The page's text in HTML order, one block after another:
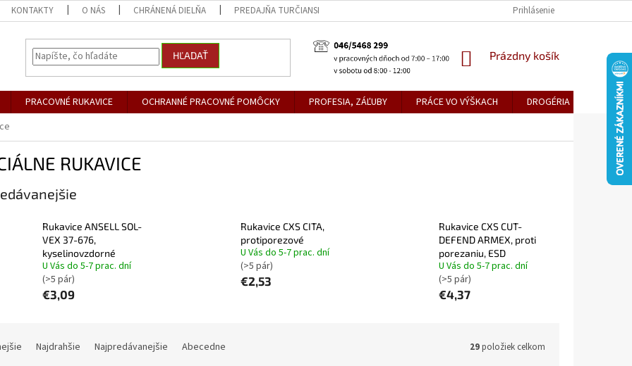
KONTAKTY O NÁS CHRÁNENÁ DIELŇA PREDAJŇA TURČIANSKE TEPLICE DOPRAVA A PLATBY
Prihlásenie
HĽADAŤ
NÁKUPNÝ
Prázdny košík
PRACOVNÉ RUKAVICE OCHRANNÉ PRACOVNÉ POMÔCKY PROFESIA, ZÁĽUBY PRÁCE VO VÝŠKACH DROGÉRIA
RUKAVICE
Rukavice ANSELL SOL-
VEX 37-676,
kyselinovzdorné
U Vás do 5-7 prac. dní
(>5 pár)
€3,09
Rukavice CXS CITA,
protiporezové
U Vás do 5-7 prac. dní
(>5 pár)
€2,53
Rukavice CXS CUT-
DEFEND ARMEX, proti
porezaniu, ESD
U Vás do 5-7 prac. dní
(>5 pár)
€4,37
Najdrahšie Najpredávanejšie Abecedne 29položiek celkom